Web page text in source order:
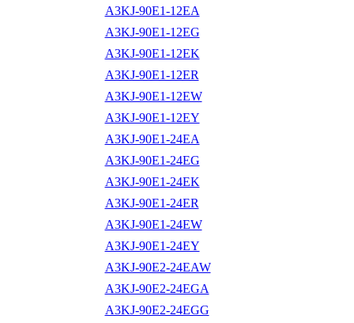
A3KJ-90E1-12EA
A3KJ-90E1-12EG
A3KJ-90E1-12EK
A3KJ-90E1-12ER
A3KJ-90E1-12EW
A3KJ-90E1-12EY
A3KJ-90E1-24EA
A3KJ-90E1-24EG
A3KJ-90E1-24EK
A3KJ-90E1-24ER
A3KJ-90E1-24EW
A3KJ-90E1-24EY
A3KJ-90E2-24EAW
A3KJ-90E2-24EGA
A3KJ-90E2-24EGG